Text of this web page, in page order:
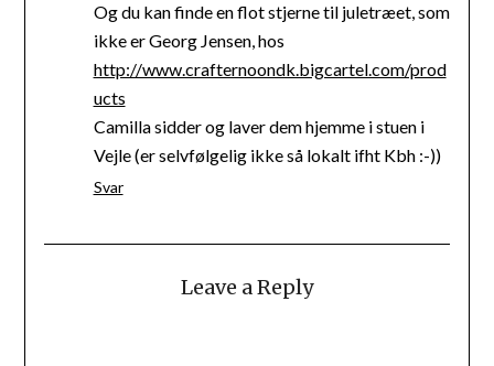
Og du kan finde en flot stjerne til juletræet, som
ikke er Georg Jensen, hos
http://www.crafternoondk.bigcartel.com/prod
ucts
Camilla sidder og laver dem hjemme i stuen i
Vejle (er selvfølgelig ikke så lokalt ifht Kbh :-))
Svar
Leave a Reply